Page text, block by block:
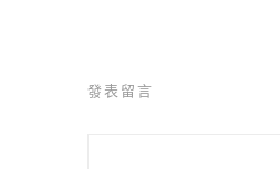
發表留言